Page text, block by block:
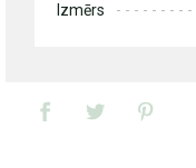
Izmērs